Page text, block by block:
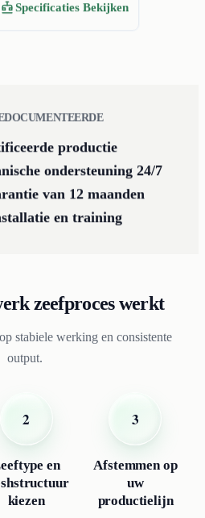
Specificaties Bekijken
productie
ondersteuning 24/7
van 12 maanden
en training
zeefproces werkt
stabiele werking en consistente
output.
2
en
kiezen
3
Afstemmen op
uw
productielijn